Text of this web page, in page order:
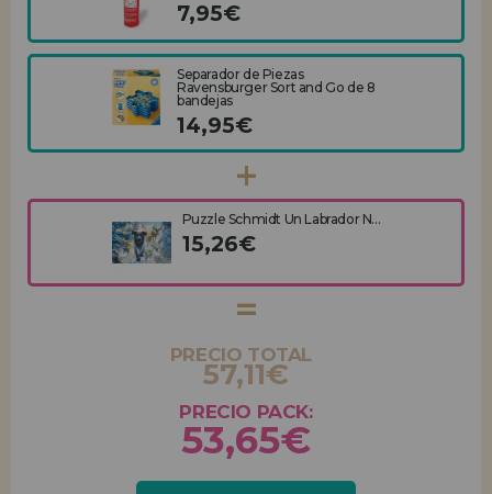
7,95€
Separador de Piezas
Ravensburger Sort and Go de 8
bandejas
14,95€
Puzzle Schmidt Un Labrador N...
15,26€
PRECIO TOTAL
57,11€
PRECIO PACK:
53,65€